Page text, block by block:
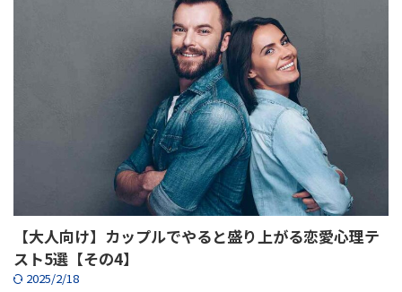
【大人向け】カップルでやると盛り上がる恋愛心理テ
スト5選【その4】
2025/2/18